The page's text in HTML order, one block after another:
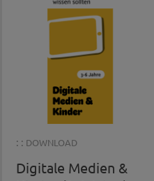
: : DOWNLOAD
Digitale Medien &